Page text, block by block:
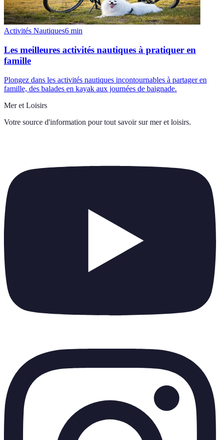
Activités Nautiques6 min
Les meilleures activités nautiques à pratiquer en
famille
Plongez dans les activités nautiques incontournables à partager en
famille, des balades en kayak aux journées de baignade.
Mer et Loisirs
Votre source d'information pour tout savoir sur mer et loisirs.